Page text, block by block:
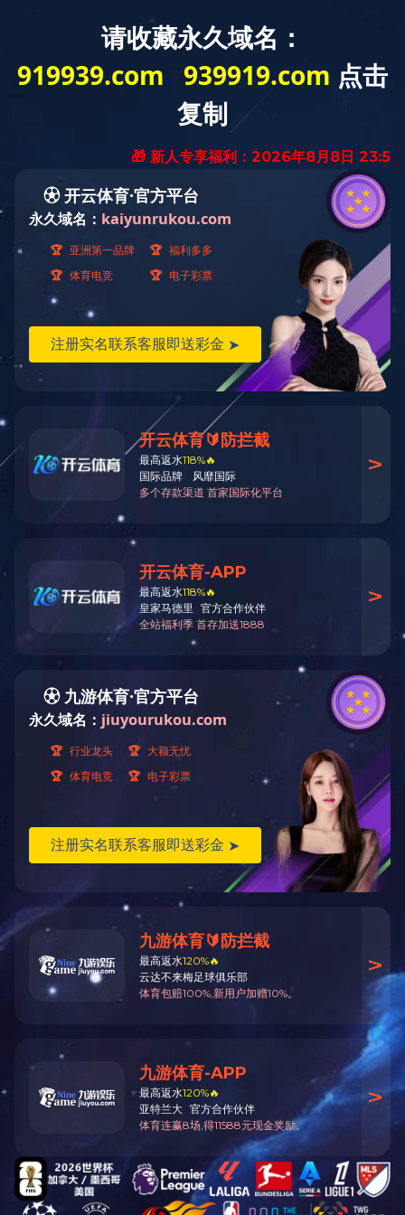
您的位置： 首页> >科研创新
科研创新阶段性成果
重点项目
包钢薄板厂CSP区域余热综合利
鄂尔多斯200万吨/年气化渣综合
呼和浩特市利佰佳国际10万平米
冷）电气化改造示范项目
政府机关 | 行业相关链接
蒙ICP备18003771号-1
版权所有：内蒙古环保投资集团有限公司
地址：内蒙古呼和浩特市新城区海拉尔东街7-1号环投集团